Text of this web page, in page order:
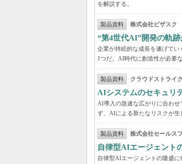
を解説する。
製品資料 株式会社ビザスク
“第4世代AI”開発の軌
企業が持続的な成長を遂げて
1つだ。AI時代に創造性が必要
製品資料 クラウドストライ
AIシステムのセキュリ
AI導入の急速な広がりに合わ
ず、AIによる新たなリスクが生
製品資料 株式会社セールス
自律型AIエージェント
自律型AIエージェントの隆盛